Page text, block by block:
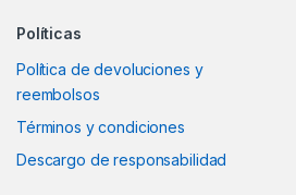
Políticas
Política de devoluciones y
reembolsos
Términos y condiciones
Descargo de responsabilidad